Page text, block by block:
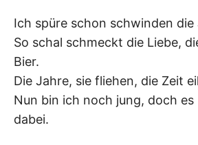
Ich spüre schon schwinden die
So schal schmeckt die Liebe,
Bier.
Die Jahre, sie fliehen, die Zeit
Nun bin ich noch jung, doch
dabei.